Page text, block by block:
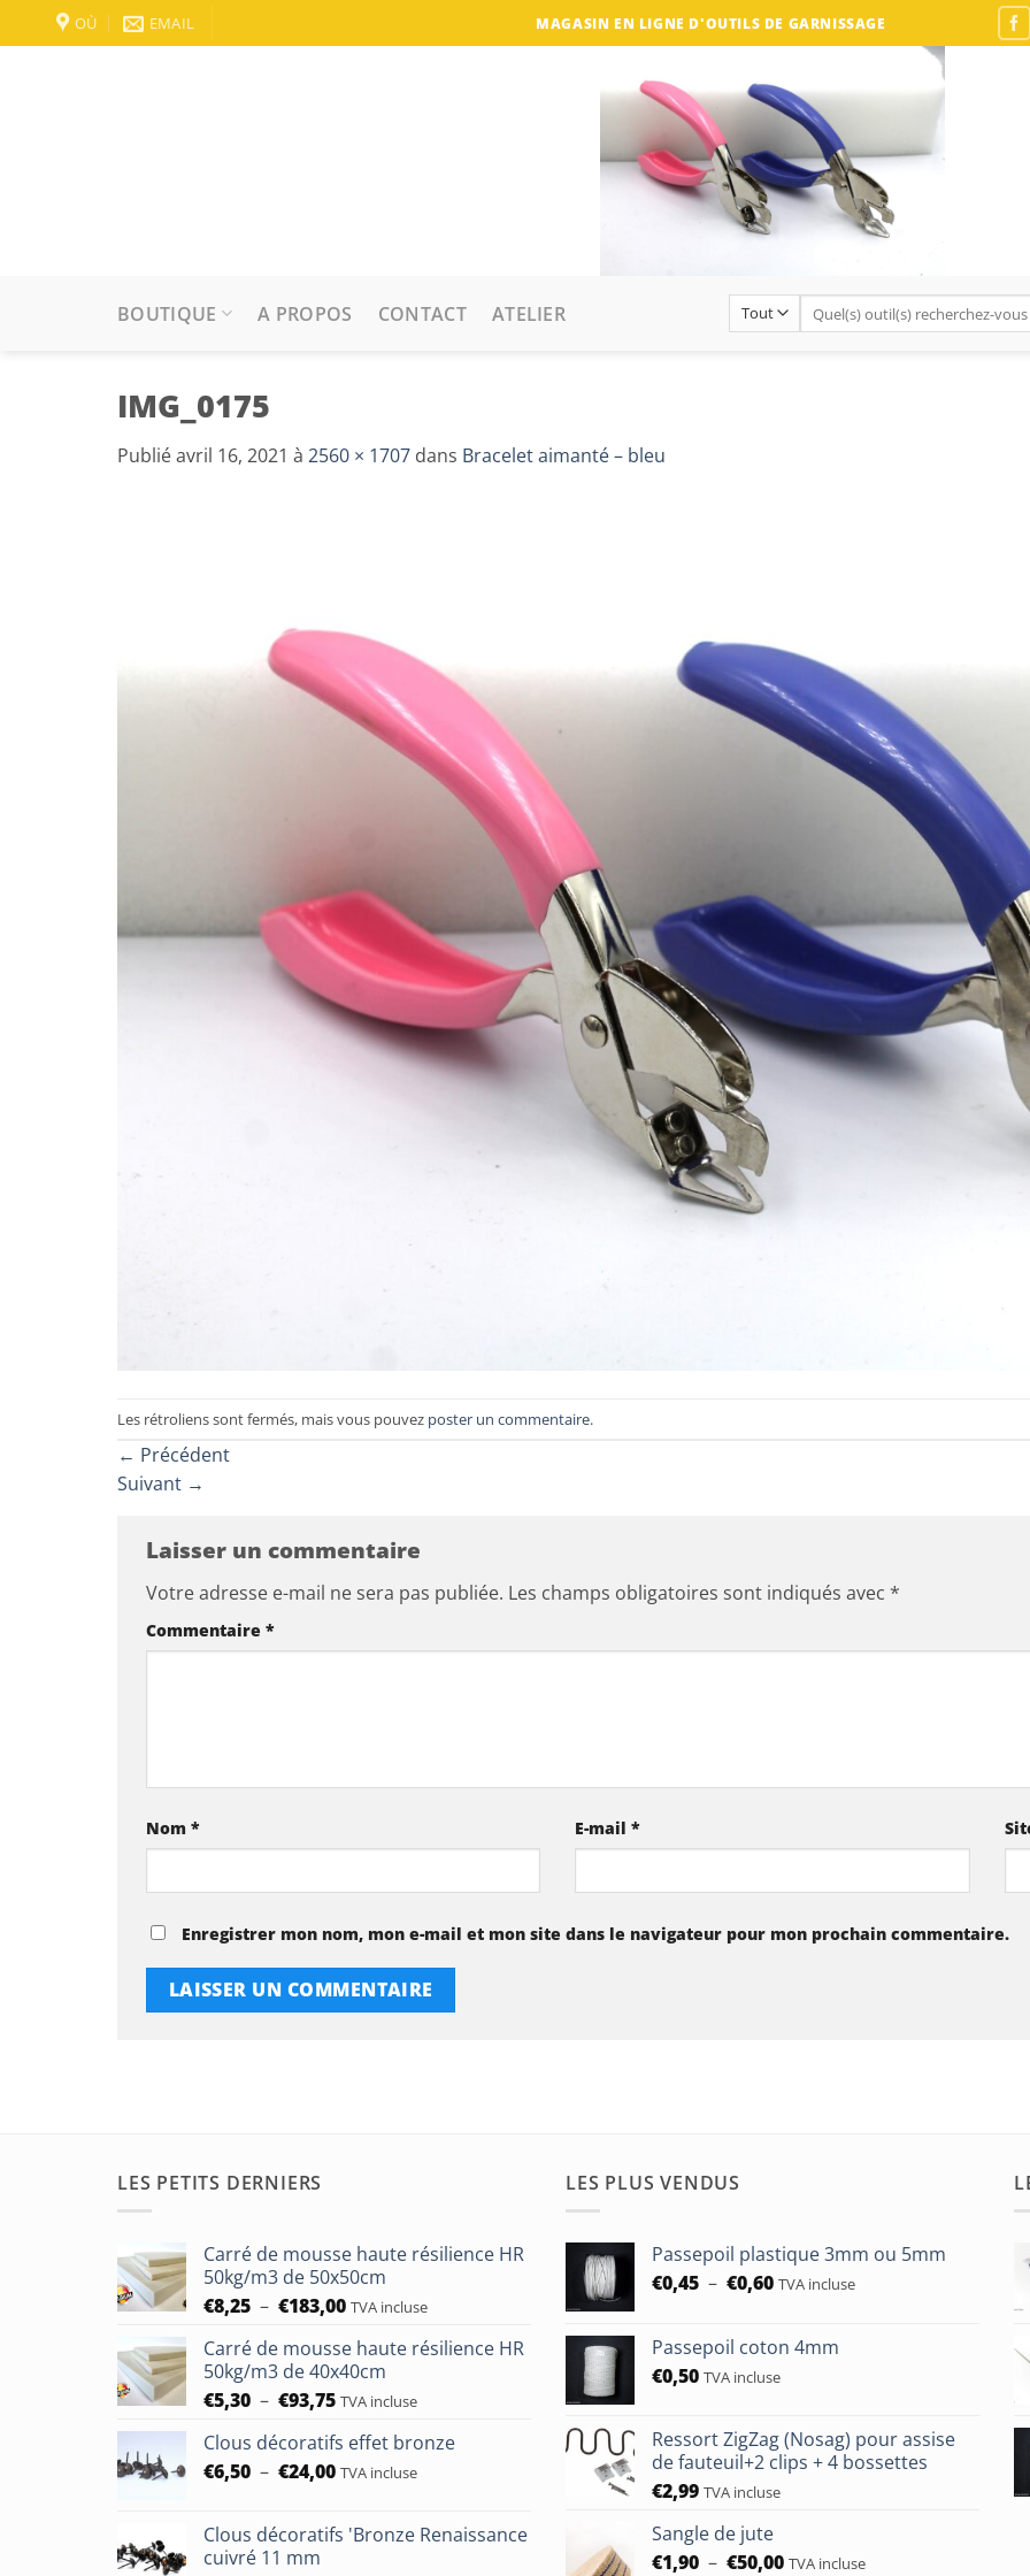
Passer
au
OÙ EMAIL MAGASIN EN LIGNE D'OUTILS DE GARNISSAGE
BOUTIQUE A PROPOS CONTACT ATELIER
Recherche
pour :
IMG_0175
Publiéavril 16, 2021 à 2560 × 1707 dans Bracelet aimanté – bleu
Les rétroliens sont fermés, mais vous pouvez poster un commentaire.
← Précédent
Suivant →
Laisser un commentaire
Votre adresse e-mail ne sera pas publiée. Les champs obligatoires sont indiqués avec *
Commentaire *
Nom * E-mail*
Enregistrer mon nom, mon e-mail et mon site dans le navigateur pour mon prochain commentaire.
LES PETITS DERNIERS
Carré de mousse haute résilience HR
50kg/m3 de 50x50cm
€8,25 – €183,00Plage
prix :
€8,25
à
TVA incluse
Carré de mousse haute résilience HR
50kg/m3 de 40x40cm
€5,30 – €93,75Plage
prix :
€5,30
TVA incluse
Clous décoratifs effet bronze
€6,50 – €24,00Plage
€6,50
TVA incluse
Clous décoratifs 'Bronze Renaissance
cuivré 11 mm
LES PLUS VENDUS
Passepoil plastique 3mm ou 5mm
€0,45 – €0,60Plage
€0,45
à
TVA incluse
Passepoil coton 4mm
€0,50 TVA incluse
Ressort ZigZag (Nosag) pour assise
de fauteuil+2 clips + 4 bossettes
€2,99 TVA incluse
Sangle de jute
€1,90 – €50,00Plage
TVA incluse